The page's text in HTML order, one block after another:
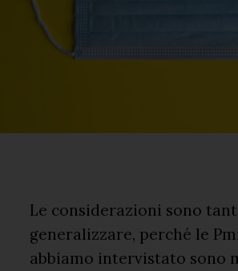
Le considerazioni sono
generalizzare, perché le
abbiamo intervistato sono